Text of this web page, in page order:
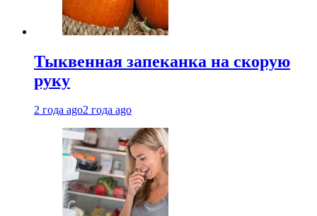
Тыквенная запеканка на скорую
руку
2 года ago2 года ago